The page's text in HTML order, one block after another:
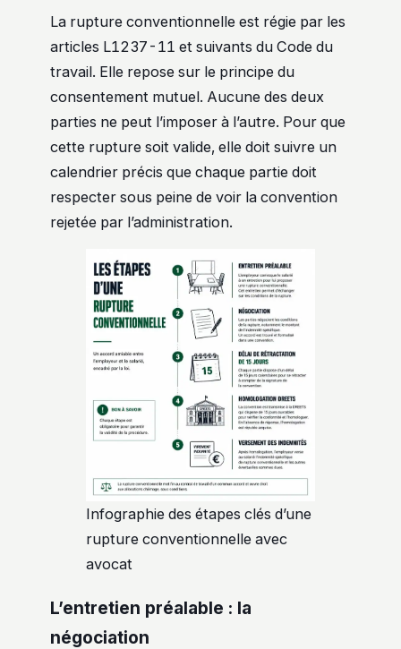
La rupture conventionnelle est régie par les
articles L1237-11 et suivants du Code du
travail. Elle repose sur le principe du
consentement mutuel. Aucune des deux
parties ne peut l’imposer à l’autre. Pour que
cette rupture soit valide, elle doit suivre un
calendrier précis que chaque partie doit
respecter sous peine de voir la convention
rejetée par l’administration.
Infographie des étapes clés d’une
rupture conventionnelle avec
avocat
L’entretien préalable : la
négociation